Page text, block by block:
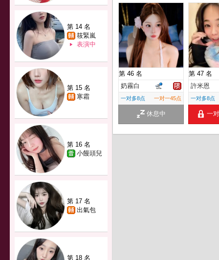
第 14 名
筱緊嵐
表演中
第 15 名
寒霜
第 16 名
小饅頭兒
第 17 名
出氣包
第 18 名
第 46 名
奶霧白
一对多8点 一对一45点
休息中
第 47 名
許米恩
一对多8点
一